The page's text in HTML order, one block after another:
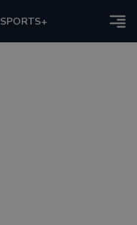
SPORTS+